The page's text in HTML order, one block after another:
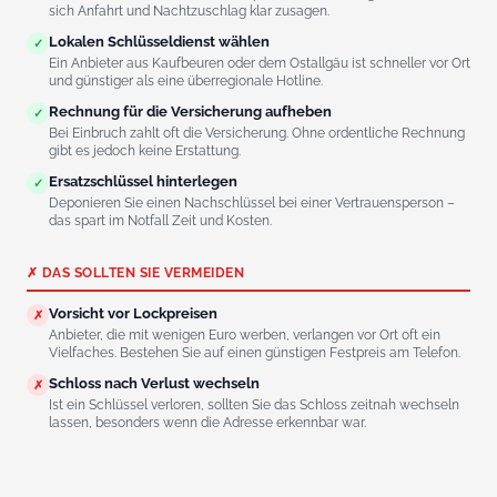
sich Anfahrt und Nachtzuschlag klar zusagen.
✓ Lokalen Schlüsseldienst wählen
Ein Anbieter aus Kaufbeuren oder dem Ostallgäu ist schneller vor Ort
und günstiger als eine überregionale Hotline.
✓ Rechnung für die Versicherung aufheben
Bei Einbruch zahlt oft die Versicherung. Ohne ordentliche Rechnung
gibt es jedoch keine Erstattung.
✓ Ersatzschlüssel hinterlegen
Deponieren Sie einen Nachschlüssel bei einer Vertrauensperson –
das spart im Notfall Zeit und Kosten.
✗ DAS SOLLTEN SIE VERMEIDEN
✗ Vorsicht vor Lockpreisen
Anbieter, die mit wenigen Euro werben, verlangen vor Ort oft ein
Vielfaches. Bestehen Sie auf einen günstigen Festpreis am Telefon.
✗ Schloss nach Verlust wechseln
Ist ein Schlüssel verloren, sollten Sie das Schloss zeitnah wechseln
lassen, besonders wenn die Adresse erkennbar war.